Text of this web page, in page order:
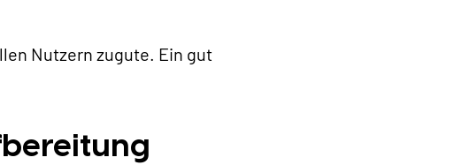
Nutzern zugute. Ein gut